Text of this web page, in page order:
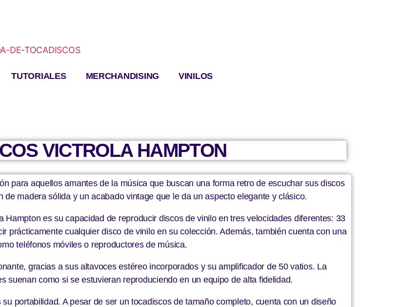
TUTORIALES MERCHANDISING VINILOS
VICTROLA HAMPTON
para aquellos amantes de la música que buscan una forma retro de escuchar sus discos
madera sólida y un acabado vintage que le da un aspecto elegante y clásico.
es su capacidad de reproducir discos de vinilo en tres velocidades diferentes: 33
prácticamente cualquier disco de vinilo en su colección. Además, también cuenta con una
teléfonos móviles o reproductores de música.
gracias a sus altavoces estéreo incorporados y su amplificador de 50 vatios. La
suenan como si se estuvieran reproduciendo en un equipo de alta fidelidad.
portabilidad. A pesar de ser un tocadiscos de tamaño completo, cuenta con un diseño